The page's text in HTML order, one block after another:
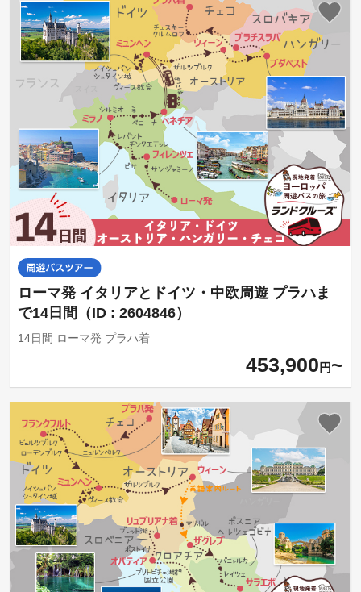
ローマ発 イタリアとドイツ・中欧周遊 プラハま
で14日間（ID : 2604846）
14日間 ローマ発 プラハ着
453,900 円